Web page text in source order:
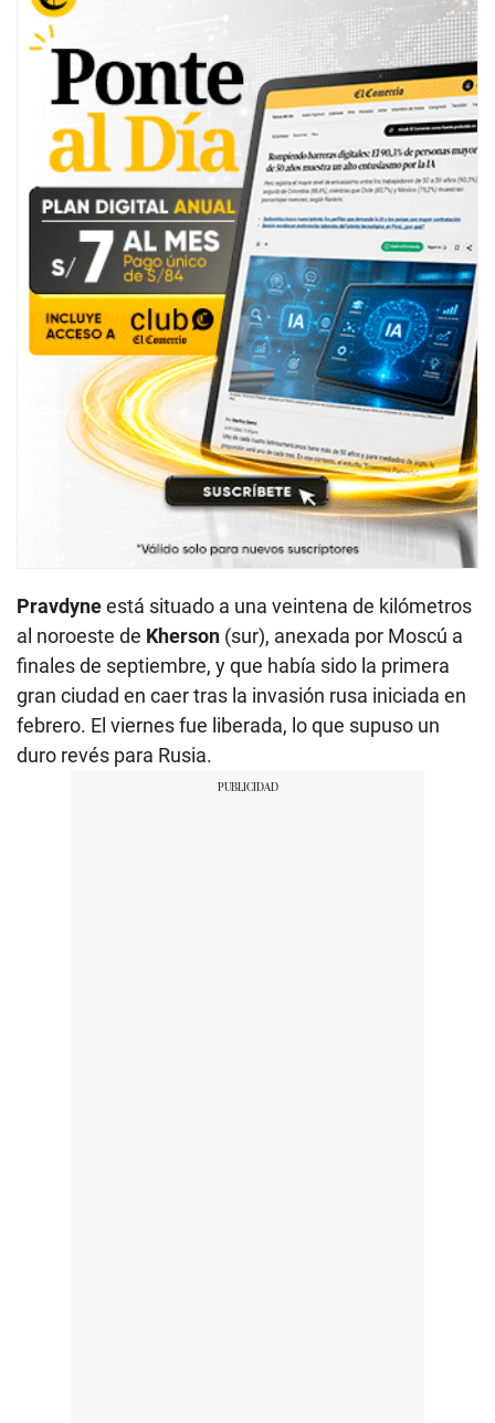
Pravdyneestá situado a una veintena de kilómetros
al noroeste de Kherson (sur), anexada por Moscú a
finales de septiembre, y que había sido la primera
gran ciudad en caer tras la invasión rusa iniciada en
febrero. El viernes fue liberada, lo que supuso un
duro revés para Rusia.